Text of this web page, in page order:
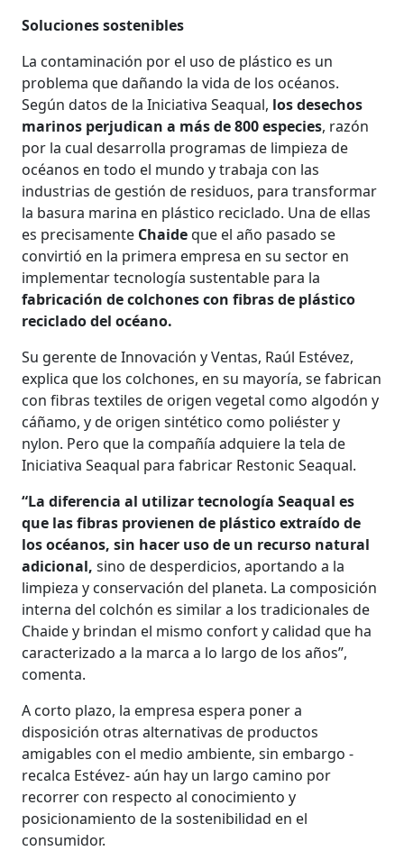
Soluciones sostenibles
La contaminación por el uso de plástico es un
problema que dañando la vida de los océanos.
Según datos de la Iniciativa Seaqual, los desechos
marinos perjudican a más de 800 especies, razón
por la cual desarrolla programas de limpieza de
océanos en todo el mundo y trabaja con las
industrias de gestión de residuos, para transformar
la basura marina en plástico reciclado. Una de ellas
es precisamente Chaideque el año pasado se
convirtió en la primera empresa en su sector en
implementar tecnología sustentable para la
fabricación de colchones con fibras de plástico
reciclado del océano.
Su gerente de Innovación y Ventas, Raúl Estévez,
explica que los colchones, en su mayoría, se fabrican
con fibras textiles de origen vegetal como algodón y
cáñamo, y de origen sintético como poliéster y
nylon. Pero que la compañía adquiere la tela de
Iniciativa Seaqual para fabricar Restonic Seaqual.
“La diferencia al utilizar tecnología Seaqual es
que las fibras provienen de plástico extraído de
los océanos, sin hacer uso de un recurso natural
adicional, sino de desperdicios, aportando a la
limpieza y conservación del planeta. La composición
interna del colchón es similar a los tradicionales de
Chaide y brindan el mismo confort y calidad que ha
caracterizado a la marca a lo largo de los años”,
comenta.
A corto plazo, la empresa espera poner a
disposición otras alternativas de productos
amigables con el medio ambiente, sin embargo -
recalca Estévez- aún hay un largo camino por
recorrer con respecto al conocimiento y
posicionamiento de la sostenibilidad en el
consumidor.